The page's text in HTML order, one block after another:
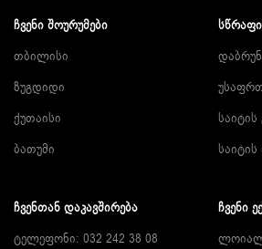
ᲩᲕᲔᲜᲘ ᲨᲝᲣᲠᲣᲛᲔᲑᲘ
თბილისი
ზუგდიდი
ქუთაისი
ბათუმი
საიტის
საიტის
ᲩᲕᲔᲜᲗᲐᲜ ᲓᲐᲙᲐᲕᲨᲘᲠᲔᲑᲐ
ტელეფონი: 032 242 38 08
ᲩᲕᲔᲜᲘ